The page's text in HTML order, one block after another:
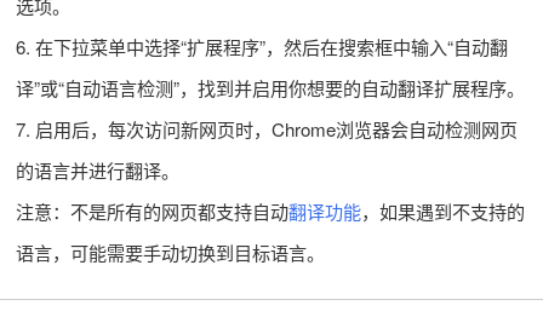
6. 在下拉菜单中选择“扩展程序”，然后在搜索框中输入“自动翻
译”或“自动语言检测”，找到并启用你想要的自动翻译扩展程序。
7. 启用后，每次访问新网页时，Chrome浏览器会自动检测网页
的语言并进行翻译。
注意：不是所有的网页都支持自动翻译功能，如果遇到不支持的
语言，可能需要手动切换到目标语言。